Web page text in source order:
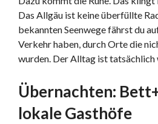
Das Allgäu ist keine überfüllte
bekannten Seenwege fährst du
Verkehr haben, durch Orte die
wurden. Der Alltag ist tatsächlich
Übernachten:
lokale Gasthöfe